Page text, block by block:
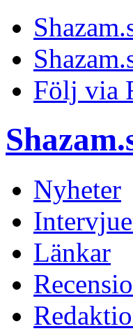
Följ via
Nyheter
Länkar